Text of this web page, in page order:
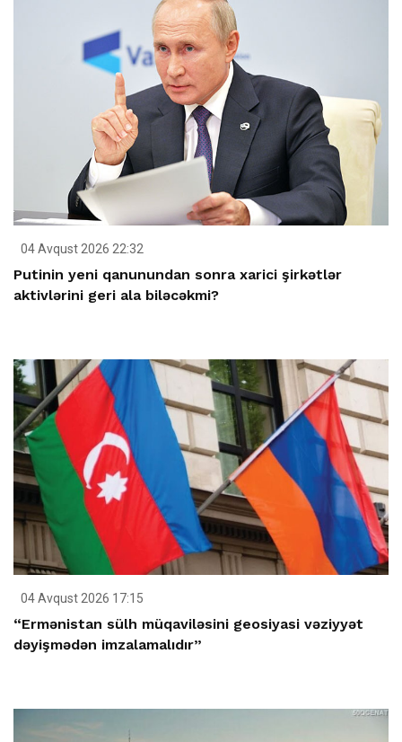
04 Avqust 2026 22:32
Putinin yeni qanunundan sonra xarici şirkətlər
aktivlərini geri ala biləcəkmi?
04 Avqust 2026 17:15
“Ermənistan sülh müqaviləsini geosiyasi vəziyyət
dəyişmədən imzalamalıdır”